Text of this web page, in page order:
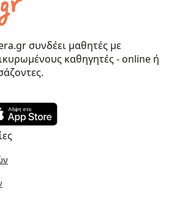
συνδέει μαθητές με
καθηγητές - online ή